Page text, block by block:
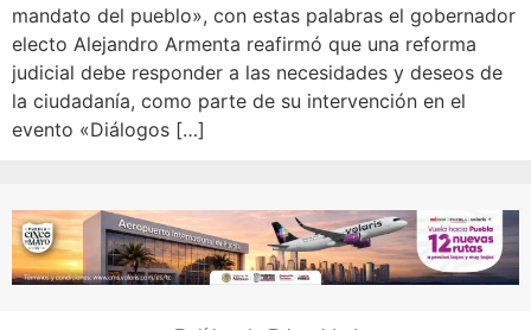
mandato del pueblo», con estas palabras el gobernador
electo Alejandro Armenta reafirmó que una reforma
judicial debe responder a las necesidades y deseos de
la ciudadanía, como parte de su intervención en el
evento «Diálogos […]